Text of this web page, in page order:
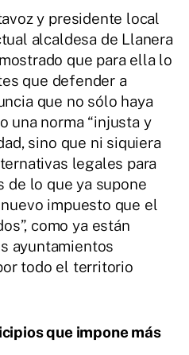
y presidente local
alcaldesa de Llanera
que para ella lo
que defender a
que no sólo haya
una norma “injusta y
sino que ni siquiera
legales para
de lo que ya supone
impuesto que el
como ya están
ayuntamientos
todo el territorio
que impone más